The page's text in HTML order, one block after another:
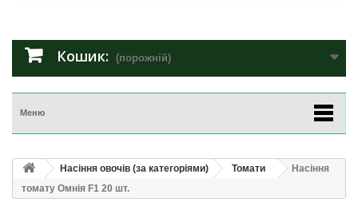
Кошик: (порожній)
Меню
Насіння овочів (за категоріями) Томати
Насіння
томату Омнія F1 20 шт.